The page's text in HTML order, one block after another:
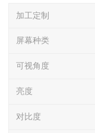
加工定制
屏幕种类
可视角度
亮度
对比度